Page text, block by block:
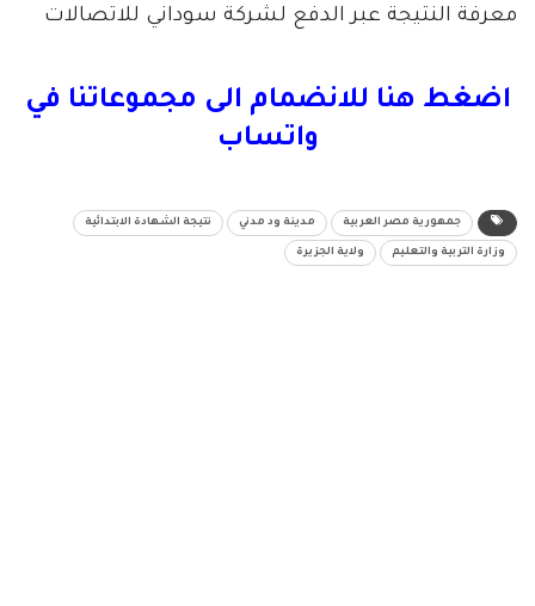
معرفة النتيجة عبر الدفع لشركة سوداني للاتصالات
اضغط هنا للانضمام الى مجموعاتنا في
واتساب
جمهورية مصر العربية مدينة ود مدني نتيجة الشهادة الابتدائية
وزارة التربية والتعليم ولاية الجزيرة